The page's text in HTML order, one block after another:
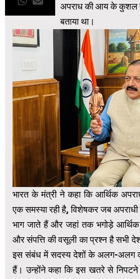
अपराध की आय के कुशल
बताया था।
भारत के मंत्री ने कहा कि आर्थिक
एक समस्या रही है, विशेषकर जब
भाग जाते हैं और जहां तक भगोड़े आर्थिक
और संपत्ति की वसूली का प्रश्न है सभी
इस संबंध में सदस्य देशों के अलग-अलग
हैं। उन्होंने कहा कि इस खतरे से